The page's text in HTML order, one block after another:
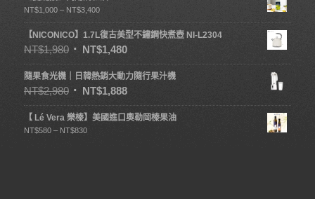
NT$1,000 – NT$3,400
【NICONICO】1.7L復古美型不鏽鋼快煮壺 NI-L2304
NT$1,980 NT$1,480
隨果食光機｜日韓熱銷大動力隨行果汁機
NT$2,980 NT$1,888
【 Lé Vera 樂榛】美國進口奧勒岡榛果油
NT$580 – NT$830